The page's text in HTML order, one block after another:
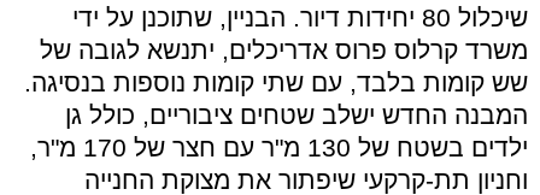
שיכלול 80 יחידות דיור. הבניין, שתוכנן על ידי
משרד קרלוס פרוס אדריכלים, יתנשא לגובה של
שש קומות בלבד, עם שתי קומות נוספות בנסיגה.
המבנה החדש ישלב שטחים ציבוריים, כולל גן
ילדים בשטח של 130 מ"ר עם חצר של 170 מ"ר,
וחניון תת-קרקעי שיפתור את מצוקת החנייה